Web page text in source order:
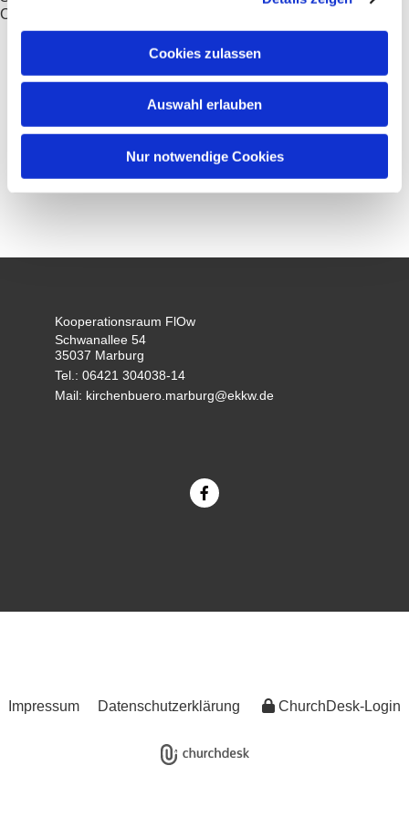
Cookies zulassen
Auswahl erlauben
Nur notwendige Cookies
Cyriaxweimar, Gisselberg, Haddamshausen, Hermershausen
Homepage Diakoniestation FLW
Kooperationsraum FlOw
Schwanallee 54
35037 Marburg
Tel.: 06421 304038-14
Mail: kirchenbuero.marburg@ekkw.de
Impressum Datenschutzerklärung ChurchDesk-Login